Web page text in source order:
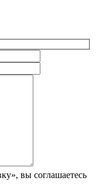
вы соглашаетесь